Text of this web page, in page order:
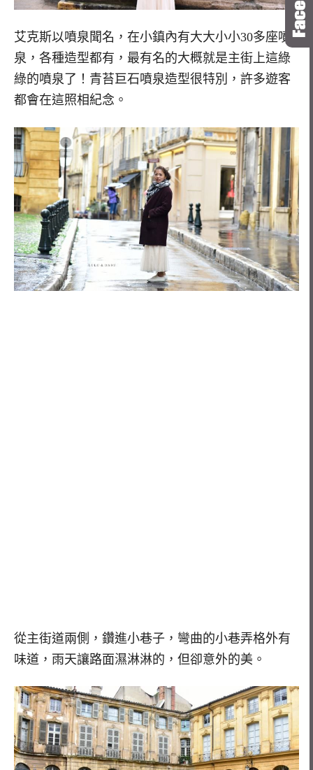
艾克斯以噴泉聞名，在小鎮內有大大小小30多座噴
泉，各種造型都有，最有名的大概就是主街上這綠
綠的噴泉了！青苔巨石噴泉造型很特別，許多遊客
都會在這照相紀念。
從主街道兩側，鑽進小巷子，彎曲的小巷弄格外有
味道，雨天讓路面濕淋淋的，但卻意外的美。